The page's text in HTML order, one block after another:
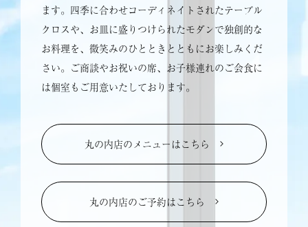
ます。四季に合わせコーディネイトされたテーブル
クロスや、お皿に盛りつけられたモダンで独創的な
お料理を、微笑みのひとときとともにお楽しみくだ
さい。ご商談やお祝いの席、お子様連れのご会食に
は個室もご用意いたしております。
丸の内店のメニューはこちら
丸の内店のご予約はこちら